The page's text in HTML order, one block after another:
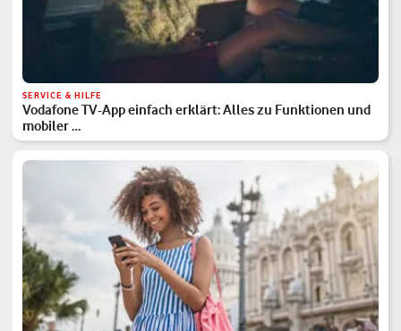
SERVICE & HILFE
Vodafone TV-App einfach erklärt: Alles zu Funktionen und
mobiler …